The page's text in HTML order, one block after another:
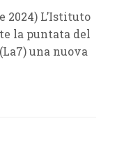
2024) L’Istituto
la puntata del
una nuova